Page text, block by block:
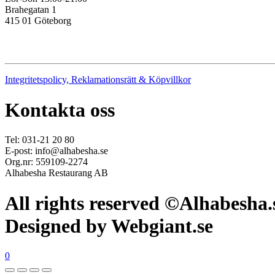
Brahegatan 1
415 01 Göteborg
Integritetspolicy, Reklamationsrätt & Köpvillkor
Kontakta oss
Tel: 031-21 20 80
E-post: info@alhabesha.se
Org.nr: 559109-2274
Alhabesha Restaurang AB
All rights reserved
Designed by Webgiant.se
0